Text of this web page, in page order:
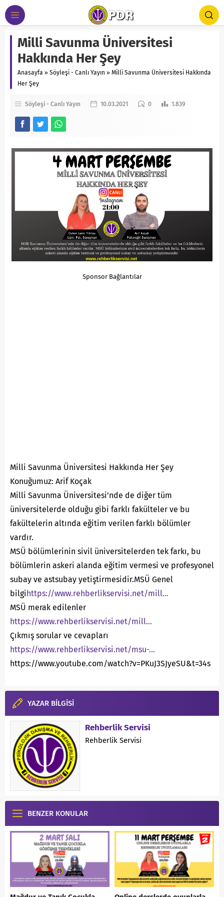
Milli Savunma Üniversitesi
Hakkında Her Şey
Anasayfa » Söyleşi - Canlı Yayın » Milli Savunma Üniversitesi Hakkında
Her Şey
Söyleşi - Canlı Yayın 10.03.2021 0 1.839
Sponsor Bağlantılar
Milli Savunma Üniversitesi Hakkında Her Şey
Konuğumuz: Arif Koçak
Milli Savunma Üniversitesi’nde de diğer tüm
üniversitelerde olduğu gibi farklı fakülteler ve bu
fakültelerin altında eğitim verilen farklı bölümler
vardır.
MSÜ bölümlerinin sivil üniversitelerden tek farkı, bu
bölümlerin askeri alanda eğitim vermesi ve profesyonel
subay ve astsubay yetiştirmesidir.MSÜ Genel
bilgihttps://www.rehberlikservisi.net/mill…
MSÜ merak edilenler
https://www.rehberlikservisi.net/mill…
Çıkmış sorular ve cevapları
https://www.rehberlikservisi.net/msu-…
https://www.youtube.com/watch?v=PKuJ3SJyeSU&t=34s
YAZAR BİLGİSİ
Rehberlik Servisi
Rehberlik Servisi
BENZER KONULAR